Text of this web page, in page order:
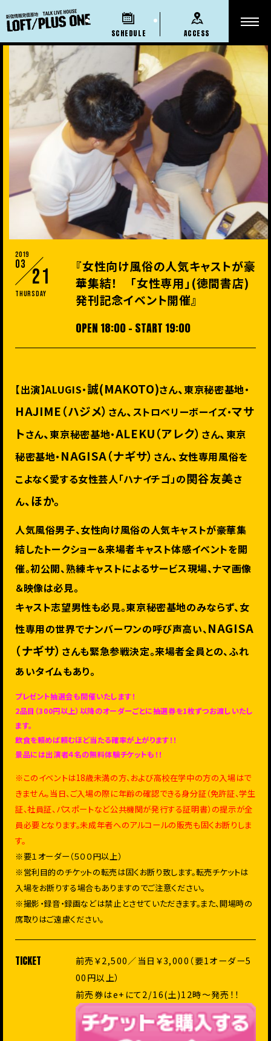
SCHEDULE ACCESS
2019
03
21
Thursday
『女性向け風俗の人気キャストが豪
華集結！ 「女性専用」(徳間書店)
発刊記念イベント開催』
OPEN 18:00 - START 19:00
【出演】ALUGIS・誠(MAKOTO)さん、東京秘密基地・
HAJIME（ハジメ） さん、 ストロベリーボーイズ・マサ
トさん、東京秘密基地・ALEKU（アレク） さん、 東京
秘密基地・ NAGISA（ナギサ） さん、 女性専用風俗を
こよなく愛する女性芸人「ハナイチゴ」の関谷友美さ
ん、ほか。
人気風俗男子、女性向け風俗の人気キャストが豪華集
結したトークショー＆来場者キャスト体感イベントを開
催。初公開、熟練キャストによるサービス現場、ナマ画像
＆映像は必見。
キャスト志望男性も必見。東京秘密基地のみならず、女
性専用の世界でナンバーワンの呼び声高い、NAGISA
（ナギサ） さんも緊急参戦決定。来場者全員との、ふれ
あいタイムもあり。
プレゼント抽選会も開催いたします！
2品目（300円以上）以降のオーダーごとに抽選券を1枚ずつお渡しいたし
ます。
飲食を頼めば頼むほど当たる確率が上がります！！
景品には出演者４名の無料体験チケットも！！
※このイベントは18歳未満の方、および高校在学中の方の入場はで
きません。当日、ご入場の際に年齢の確認できる身分証（免許証、学生
証、社員証、パスポートなど公共機関が発行する証明書）の提示が全
員必要となります。未成年者へのアルコールの販売も固くお断りしま
す。
※要１オーダー（５００円以上）
※営利目的のチケットの転売は固くお断り致します。転売チケットは
入場をお断りする場合もありますのでご注意ください。
※撮影・録音・録画などは禁止とさせていただきます。また、開場時の
席取りはご遠慮ください。
TICKET 前売￥2,500／当日￥3,000 （要1オーダー5
00 円以上）
前売券はe+にて2/16(土)12時〜発売！！